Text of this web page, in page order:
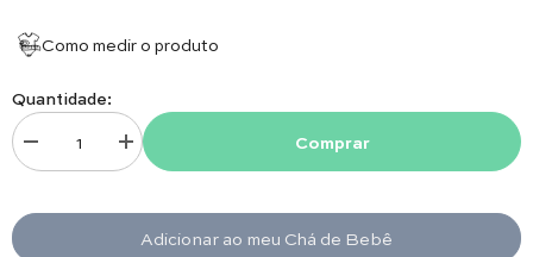
Como medir o produto
Quantidade:
Diminuir quantidade para Macacão - Urso Aviador - Blue sky
Aumentar quantidade para Macacão - Urso Aviador - Blue
Comprar
Adicionar ao meu Chá de Bebê